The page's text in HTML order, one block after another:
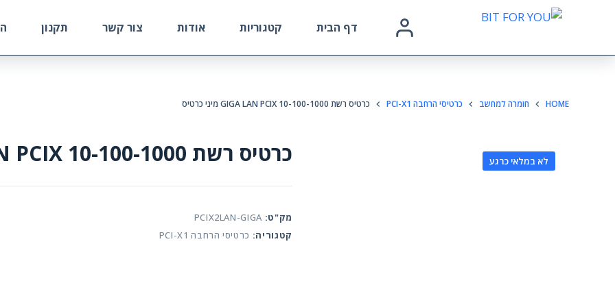
דף הבית קטגוריות אודות צור קשר תקנון
HOME חומרה למחשב כרטיסי הרחבה PCI-X1 כרטיס רשת 10-100-1000 GIGA LAN PCIX מיני כרטיס
לא במלאי כרגע כרטיס רשת 10-100-1000 GIGA LAN PCIX מיני כרטיס
מק"ט: PCIX2LAN-GIGA
קטגוריה: כרטיסי הרחבה PCI-X1